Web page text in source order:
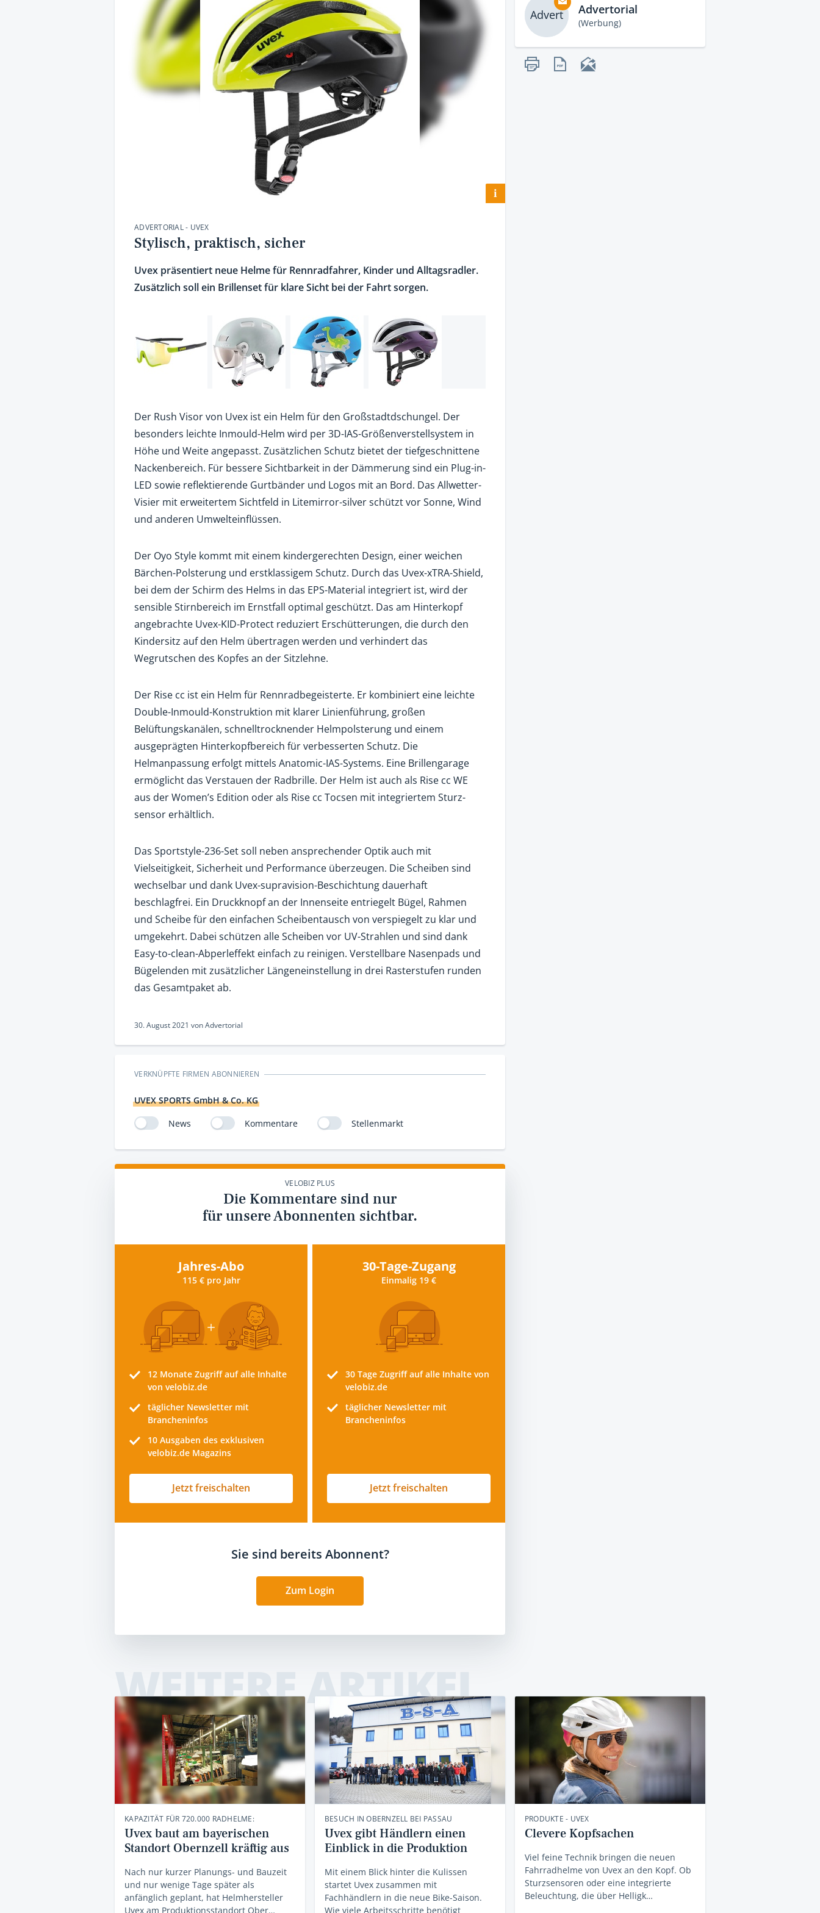
i
ADVERTORIAL - UVEX
Stylisch, praktisch, sicher
Uvex präsentiert neue Helme für Rennradfahrer, Kinder und Alltagsradler.
Zusätzlich soll ein Brillenset für klare Sicht bei der Fahrt sorgen.
Der Rush Visor von Uvex ist ein Helm für den Großstadtdschungel. Der
besonders leichte Inmould-Helm wird per 3D-IAS-Größenverstellsystem in
Höhe und Weite angepasst. Zusätzlichen Schutz bietet der tiefgeschnittene
Nackenbereich. Für bessere Sichtbarkeit in der Dämmerung sind ein Plug-in-
LED sowie reflektierende Gurtbänder und Logos mit an Bord. Das Allwetter-
Visier mit erweitertem Sichtfeld in Litemirror-silver schützt vor Sonne, Wind
und anderen Umwelteinflüssen.
Der Oyo Style kommt mit einem kindergerechten Design, einer weichen
Bärchen-Polsterung und erstklassigem Schutz. Durch das Uvex-xTRA-Shield,
bei dem der Schirm des Helms in das EPS-Material integriert ist, wird der
sensible Stirnbereich im Ernstfall optimal geschützt. Das am Hinterkopf
angebrachte Uvex-KID-Protect reduziert Erschütterungen, die durch den
Kindersitz auf den Helm übertragen werden und verhindert das
Wegrutschen des Kopfes an der Sitzlehne.
Der Rise cc ist ein Helm für Rennradbegeisterte. Er kombiniert eine leichte
Double-Inmould-Konstruktion mit klarer Linienführung, großen
Belüftungskanälen, schnelltrocknender Helmpolsterung und einem
ausgeprägten Hinterkopfbereich für verbesserten Schutz. Die
Helmanpassung erfolgt mittels Anatomic-IAS-Systems. Eine Brillengarage
ermöglicht das Verstauen der Radbrille. Der Helm ist auch als Rise cc WE
aus der Women’s Edition oder als Rise cc Tocsen mit inte­griertem Sturz-
sensor erhältlich.
Das Sportstyle-236-Set soll neben ansprechender Optik auch mit
Vielseitigkeit, Sicherheit und Performance überzeugen. Die Scheiben sind
wechselbar und dank Uvex-supravision-Beschichtung dauerhaft
beschlagfrei. Ein Druckknopf an der Innenseite entriegelt Bügel, Rahmen
und Scheibe für den einfachen Scheibentausch von verspiegelt zu klar und
umgekehrt. Dabei schützen alle Scheiben vor UV-Strahlen und sind dank
Easy-to-clean-Abperleffekt einfach zu reinigen. Verstellbare Nasenpads und
Bügel­enden mit zusätzlicher Längeneinstellung in drei Rasterstufen runden
das Gesamtpaket ab.
30. August 2021 vonAdvertorial
VERKNÜPFTE FIRMEN ABONNIEREN
UVEX SPORTS GmbH & Co. KG
News
Kommentare Stellenmarkt
VELOBIZ PLUS
Die Kommentare sind nur
für unsere Abonnenten sichtbar.
Jahres-Abo
115 € pro Jahr
12 Monate Zugriff auf alle Inhalte
von velobiz.de
täglicher Newsletter mit
Brancheninfos
10 Ausgaben des exklusiven
velobiz.de Magazins
Jetzt freischalten
30-Tage-Zugang
Einmalig 19 €
30 Tage Zugriff auf alle Inhalte von
velobiz.de
täglicher Newsletter mit
Brancheninfos
Jetzt freischalten
Sie sind bereits Abonnent?
Zum Login
Advert Advertorial
(Werbung)
WEITERE ARTIKEL
KAPAZITÄT FÜR 720.000 RADHELME:
Uvex baut am bayerischen
Standort Obernzell kräftig aus
Nach nur kurzer Planungs- und Bauzeit
und nur wenige Tage später als
anfänglich geplant, hat Helmhersteller
Uvex am Produktionsstandort Ober…
BESUCH IN OBERNZELL BEI PASSAU
Uvex gibt Händlern einen
Einblick in die Produktion
Mit einem Blick hinter die Kulissen
startet Uvex zusammen mit
Fachhändlern in die neue Bike-Saison.
Wie viele Arbeitsschritte benötigt
PRODUKTE - UVEX
Clevere Kopfsachen
Viel feine Technik bringen die neuen
Fahrradhelme von Uvex an den Kopf. Ob
Sturzsensoren oder eine integrierte
Beleuchtung, die über Helligk…